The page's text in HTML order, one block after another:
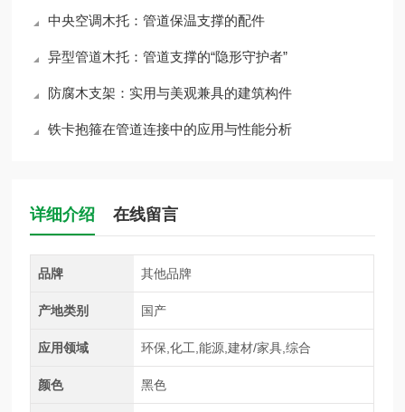
中央空调木托：管道保温支撑的配件
异型管道木托：管道支撑的“隐形守护者”
防腐木支架：实用与美观兼具的建筑构件
铁卡抱箍在管道连接中的应用与性能分析
详细介绍 在线留言
品牌 其他品牌
产地类别 国产
应用领域 环保,化工,能源,建材/家具,综合
颜色 黑色